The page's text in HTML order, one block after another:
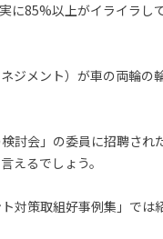
に85%以上がイライラし
ジメント）が車の両輪の
討会」の委員に招聘され
えるでしょう。
対策取組好事例集」では